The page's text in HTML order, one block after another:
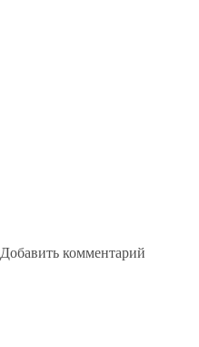
Добавить комментарий